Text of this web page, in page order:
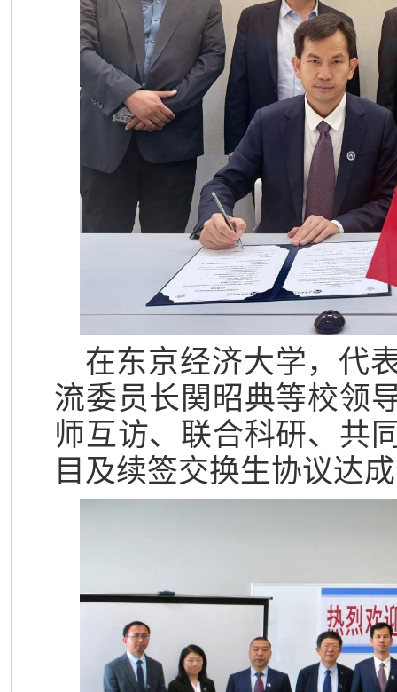
在东京经济大学，代
流委员长関昭典等校领
师互访、联合科研、共
目及续签交换生协议达